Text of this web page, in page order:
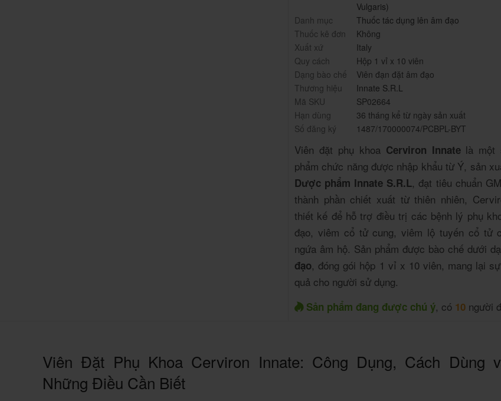
Vulgaris)
Danh mục
Thuốc tác dụng lên âm đạo
Thuốc kê đơn
Không
Xuất xứ
Italy
Quy cách
Hộp 1 vỉ x 10 viên
Dạng bào chế
Viên đạn đặt âm đạo
Thương hiệu
Innate S.R.L
Mã SKU
SP02664
Hạn dùng
36 tháng kể từ ngày sản xuất
Số đăng ký
1487/170000074/PCBPL-BYT
Viên đặt phụ khoa Cerviron Innatelà một
phẩm chức năng được nhập khẩu từ Ý, sản
Dược phẩm Innate S.R.L, đạt tiêu chuẩn
thành phần chiết xuất từ thiên nhiên,
thiết kế để hỗ trợ điều trị các bệnh lý phụ
đạo, viêm cổ tử cung, viêm lộ tuyến cổ tử
ngứa âm hộ. Sản phẩm được bào chế dưới
đạo, đóng gói hộp 1 vỉ x 10 viên, mang lại
quả cho người sử dụng.
Sản phẩm đang được chú ý, có 10 người
Viên Đặt Phụ Khoa Cerviron Innate: Công Dụng, Cách Dùng
Những Điều Cần Biết